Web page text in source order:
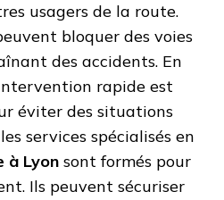
usagers de la route.
bloquer des voies
des accidents. En
rapide est
éviter des situations
services spécialisés en
à Lyon sont formés pour
Ils peuvent sécuriser